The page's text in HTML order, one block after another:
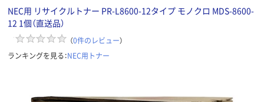
NEC用 リサイクルトナー PR-L8600-12タイプ モノクロ MDS-8600-
12 1個（直送品）
（0件のレビュー）
ランキングを見る：NEC用トナー